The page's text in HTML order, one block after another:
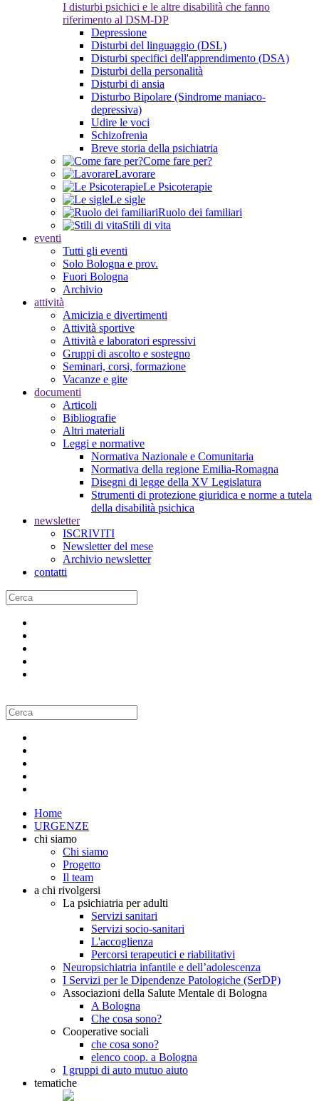
I disturbi psichici e le altre disabilità che fanno
riferimento al DSM-DP
Depressione
Disturbi del linguaggio (DSL)
Disturbi specifici dell'apprendimento (DSA)
Disturbi della personalità
Disturbi di ansia
Disturbo Bipolare (Sindrome maniaco-
depressiva)
Udire le voci
Schizofrenia
Breve storia della psichiatria
Come fare per?
Lavorare
Le Psicoterapie
Le sigle
Ruolo dei familiari
Stili di vita
eventi
Tutti gli eventi
Solo Bologna e prov.
Fuori Bologna
Archivio
attività
Amicizia e divertimenti
Attività sportive
Attività e laboratori espressivi
Gruppi di ascolto e sostegno
Seminari, corsi, formazione
Vacanze e gite
documenti
Articoli
Bibliografie
Altri materiali
Leggi e normative
Normativa Nazionale e Comunitaria
Normativa della regione Emilia-Romagna
Disegni di legge della XV Legislatura
Strumenti di protezione giuridica e norme a tutela
della disabilità psichica
newsletter
ISCRIVITI
Newsletter del mese
Archivio newsletter
contatti
Home
URGENZE
chi siamo
Chi siamo
Progetto
Il team
a chi rivolgersi
La psichiatria per adulti
Servizi sanitari
Servizi socio-sanitari
L'accoglienza
Percorsi terapeutici e riabilitativi
Neuropsichiatria infantile e dell’adolescenza
I Servizi per le Dipendenze Patologiche (SerDP)
Associazioni della Salute Mentale di Bologna
A Bologna
Che cosa sono?
Cooperative sociali
che cosa sono?
elenco coop. a Bologna
I gruppi di auto mutuo aiuto
tematiche